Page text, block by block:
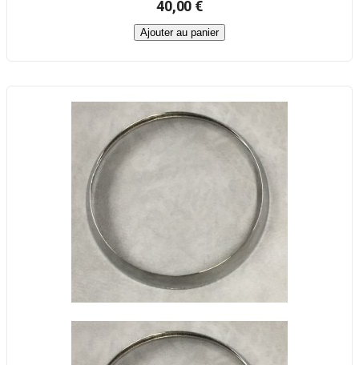
40,00 €
Ajouter au panier